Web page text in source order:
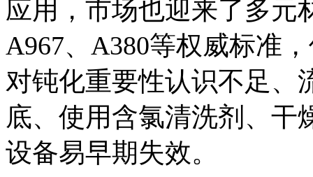
应用，市场也迎来了多元
A967、A380等权威标准
对钝化重要性认识不足、
底、使用含氯清洗剂、干
设备易早期失效。